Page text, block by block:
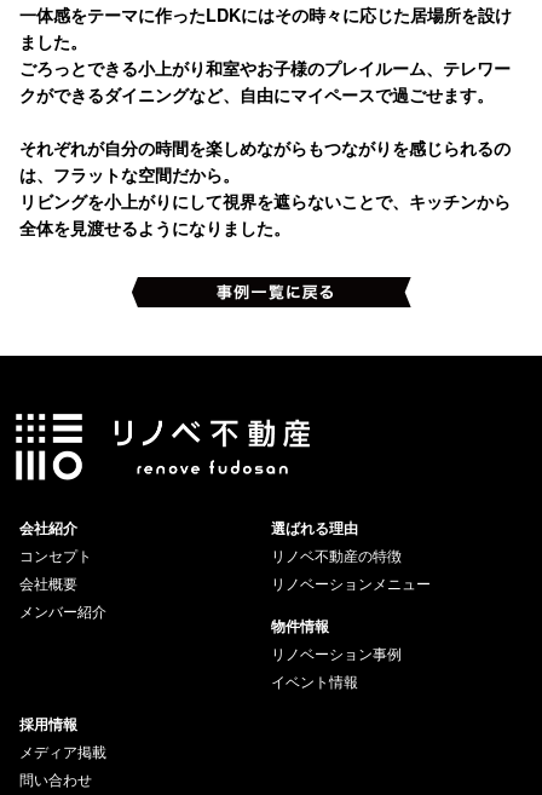
一体感をテーマに作ったLDKにはその時々に応じた居場所を設け
ました。
ごろっとできる小上がり和室やお子様のプレイルーム、テレワー
クができるダイニングなど、自由にマイペースで過ごせます。
それぞれが自分の時間を楽しめながらもつながりを感じられるの
は、フラットな空間だから。
リビングを小上がりにして視界を遮らないことで、キッチンから
全体を見渡せるようになりました。
会社紹介
コンセプト
会社概要
メンバー紹介
選ばれる理由
リノベ不動産の特徴
リノベーションメニュー
物件情報
リノベーション事例
イベント情報
採用情報
メディア掲載
問い合わせ